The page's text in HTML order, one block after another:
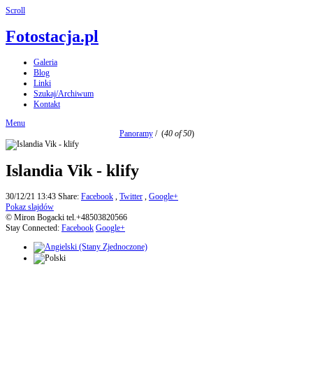
Scroll
Fotostacja.pl
Galeria
Blog
Linki
Szukaj/Archiwum
Kontakt
Menu
Panoramy/ (40 of 50)
Islandia Vik - klify
30/12/21 13:43 Share: Facebook , Twitter , Google+
Pokaz slajdów
© Miron Bogacki tel.+48503820566
Stay Connected: Facebook Google+